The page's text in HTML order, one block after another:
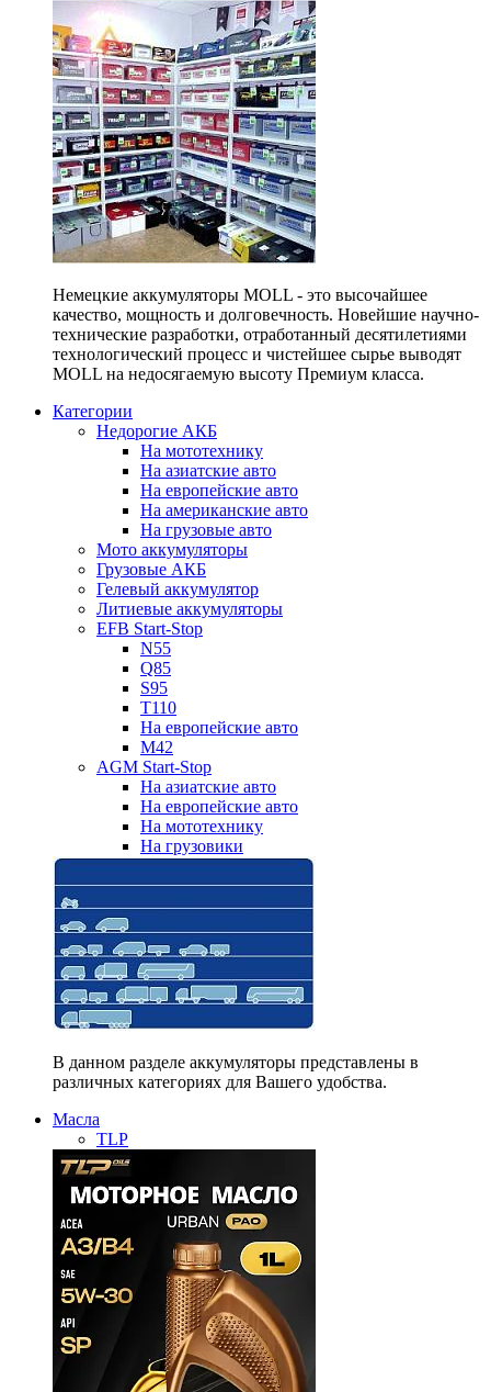
Немецкие аккумуляторы MOLL - это высочайшее
качество, мощность и долговечность. Новейшие научно-
технические разработки, отработанный десятилетиями
технологический процесс и чистейшее сырье выводят
MOLL на недосягаемую высоту Премиум класса.
Категории
Недорогие АКБ
На мототехнику
На азиатские авто
На европейские авто
На американские авто
На грузовые авто
Мото аккумуляторы
Грузовые АКБ
Гелевый аккумулятор
Литиевые аккумуляторы
EFB Start-Stop
N55
Q85
S95
T110
На европейские авто
M42
AGM Start-Stop
На азиатские авто
На европейские авто
На мототехнику
На грузовики
В данном разделе аккумуляторы представлены в
различных категориях для Вашего удобства.
Масла
TLP